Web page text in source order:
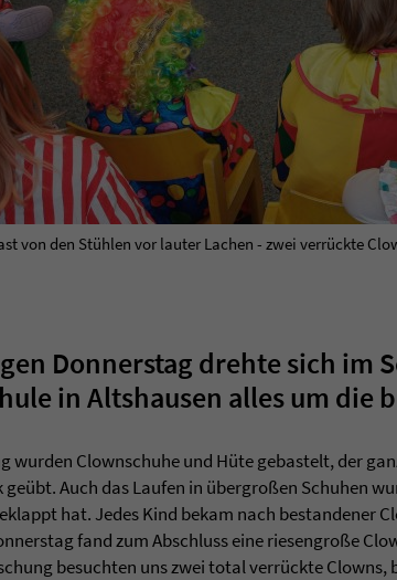
von den Stühlen vor lauter Lachen - zwei verrückte
Donnerstag drehte sich im
in Altshausen alles um die
wurden Clownschuhe und Hüte gebastelt, der
Auch das Laufen in übergroßen Schuhen
hat. Jedes Kind bekam nach bestandener
fand zum Abschluss eine riesengroße
besuchten uns zwei total verrückte